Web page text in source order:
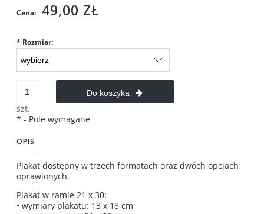
Cena: 49,00 ZŁ
* Rozmiar:
szt.
Do koszyka
* - Pole wymagane
OPIS
Plakat dostępny w trzech formatach oraz dwóch opcjach
oprawionych.
Plakat w ramie 21 x 30:
• wymiary plakatu: 13 x 18 cm